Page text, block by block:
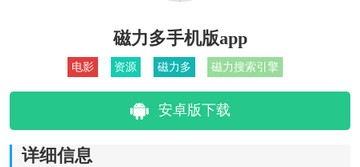
磁力多手机版app
电影 资源 磁力多 磁力搜索引擎
安卓版下载
详细信息